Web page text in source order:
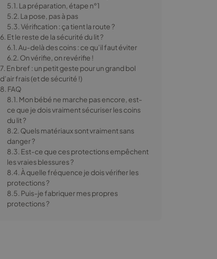
5.1. La préparation, étape n°1
5.2. La pose, pas à pas
5.3. Vérification : ça tient la route ?
6. Et le reste de la sécurité du lit ?
6.1. Au-delà des coins : ce qu’il faut éviter
6.2. On vérifie, on revérifie !
7. En bref : un petit geste pour un grand bol
d’air frais (et de sécurité !)
8. FAQ
8.1. Mon bébé ne marche pas encore, est-
ce que je dois vraiment sécuriser les coins
du lit ?
8.2. Quels matériaux sont vraiment sans
danger ?
8.3. Est-ce que ces protections empêchent
les vraies blessures ?
8.4. À quelle fréquence je dois vérifier les
protections ?
8.5. Puis-je fabriquer mes propres
protections ?